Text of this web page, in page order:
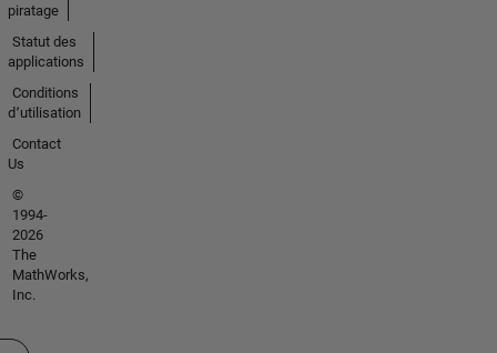
piratage
Statut des
applications
Conditions
d՚utilisation
Contact
Us
©
1994-
2026
The
MathWorks,
Inc.